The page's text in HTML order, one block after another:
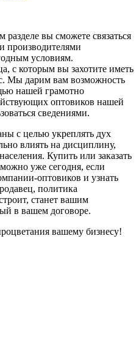
вы сможете связаться
производителями
условиям.
с которым вы захотите иметь
Мы дарим вам возможность
нашей грамотно
оптовиков нашей
сведениями.
с целью укреплять дух
влиять на дисциплину,
Купить или заказать
уже сегодня, если
оптовиков и узнать
политика
станет вашим
в вашем договоре.
вашему бизнесу!